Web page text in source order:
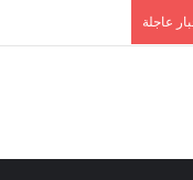
عاجلة